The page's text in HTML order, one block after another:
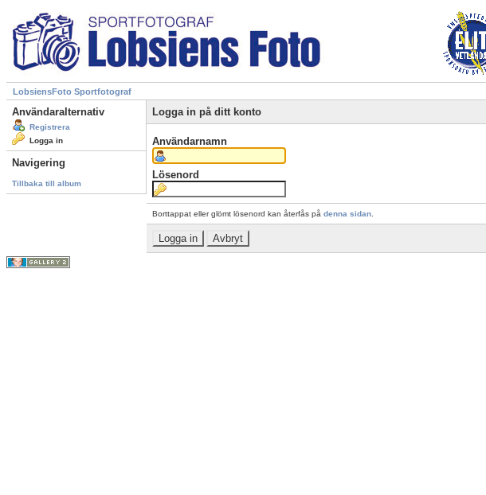
LobsiensFoto Sportfotograf
Användaralternativ
Registrera
Logga in
Navigering
Tillbaka till album
Logga in på ditt konto
Användarnamn
Lösenord
Borttappat eller glömt lösenord kan återfås på denna sidan